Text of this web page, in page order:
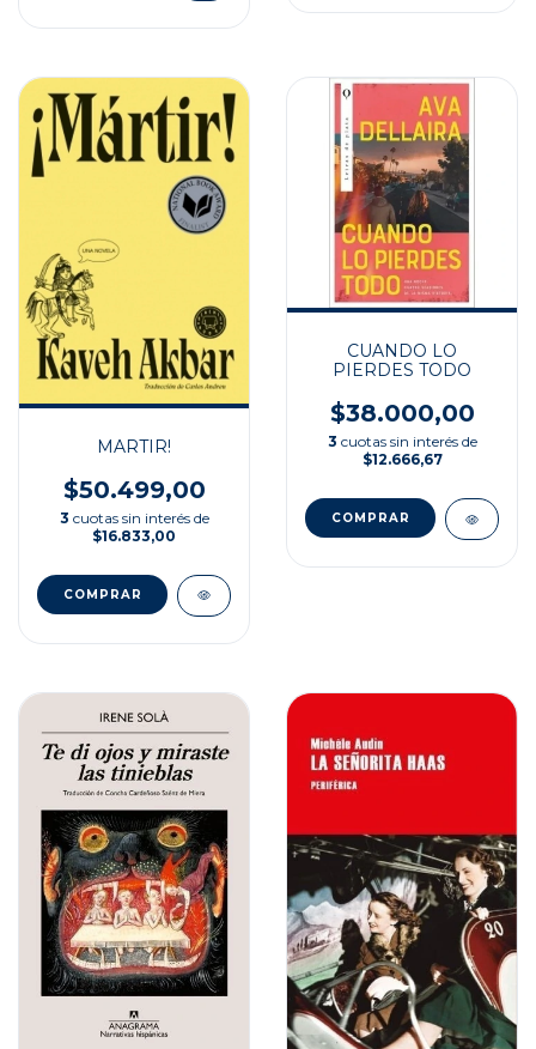
MARTIR!
$50.499,00
3 cuotas sin interés de
$16.833,00
CUANDO LO
PIERDES TODO
$38.000,00
3 cuotas sin interés de
$12.666,67